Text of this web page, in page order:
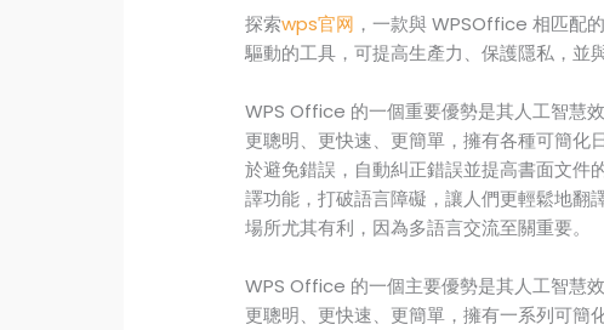
探索wps官网 ，一款與 WPSOffice 相匹配
驅動的工具，可提高生產力、保護隱私，並
WPS Office 的一個重要優勢是其人工智慧
更聰明、更快速、更簡單，擁有各種可簡化
於避免錯誤，自動糾正錯誤並提高書面文
譯功能，打破語言障礙，讓人們更輕鬆地翻
場所尤其有利，因為多語言交流至關重要。
WPS Office 的一個主要優勢是其人工智慧
更聰明、更快速、更簡單，擁有一系列可簡